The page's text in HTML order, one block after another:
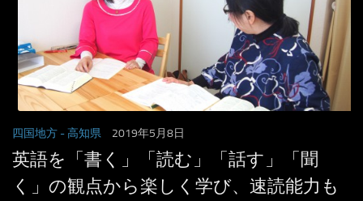
四国地方 - 高知県 2019年5月8日
英語を「書く」「読む」「話す」「聞
く」の観点から楽しく学び、速読能力も